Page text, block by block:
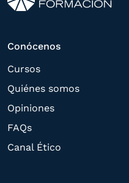
solicitud con las
estas puedan
oferta de productos
a su petición.
limitación, tal y
Política de
Conócenos
Cursos
Quiénes somos
Opiniones
FAQs
Canal Ético